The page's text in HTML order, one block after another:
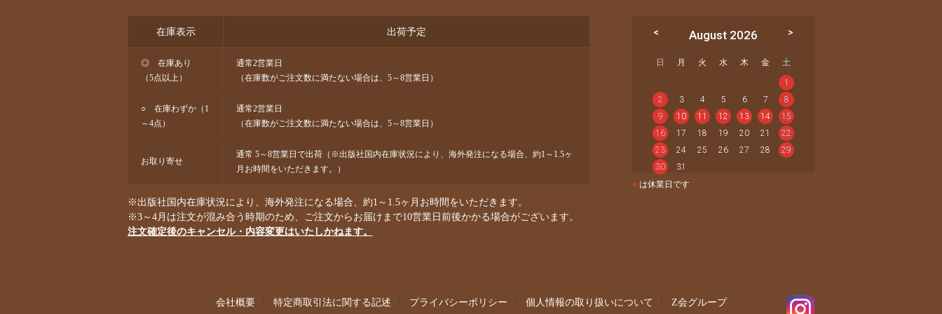
在庫表示 出荷予定
◎ 在庫あり
（5点以上）
通常2営業日
（在庫数がご注文数に満たない場合は、5～8営業日）
○ 在庫わずか（1
～4点）
通常2営業日
（在庫数がご注文数に満たない場合は、5～8営業日）
お取り寄せ
通常 5～8営業日で出荷（※出版社国内在庫状況により、海外発注になる場合、約1～1.5ヶ
月お時間をいただきます。）
※出版社国内在庫状況により、海外発注になる場合、約1～1.5ヶ月お時間をいただきます。
※3～4月は注文が混み合う時期のため、ご注文からお届けまで10営業日前後かかる場合がございます。
注文確定後のキャンセル・内容変更はいたしかねます。
August 2026
日 月 火 水 木 金 土
1
2
3 4 5 6 7
8
9
10 11 12 13 14
15
16
17 18 19 20 21
22
23
24 25 26 27 28
29
30
31
● は休業日です
会社概要 特定商取引法に関する記述 プライバシーポリシー 個人情報の取り扱いについて Z会グループ